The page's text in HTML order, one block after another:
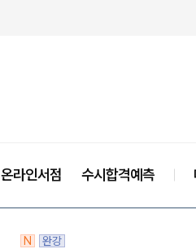
온라인서점 수시합격예측
N
완강